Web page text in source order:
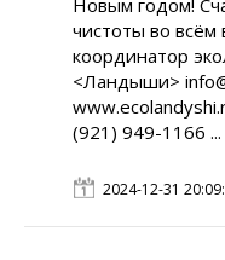
Новым годом!
чистоты во
координатор
<Ландыши>
(921) 949-1166 ...
2024-12-31